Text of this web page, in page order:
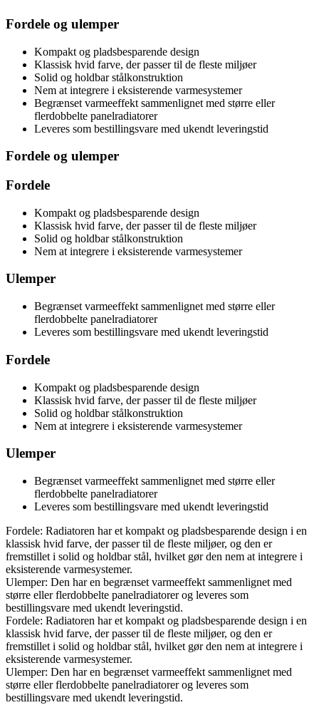
Fordele og ulemper
Kompakt og pladsbesparende design
Klassisk hvid farve, der passer til de fleste miljøer
Solid og holdbar stålkonstruktion
Nem at integrere i eksisterende varmesystemer
Begrænset varmeeffekt sammenlignet med større eller
flerdobbelte panelradiatorer
Leveres som bestillingsvare med ukendt leveringstid
Fordele og ulemper
Fordele
Kompakt og pladsbesparende design
Klassisk hvid farve, der passer til de fleste miljøer
Solid og holdbar stålkonstruktion
Nem at integrere i eksisterende varmesystemer
Ulemper
Begrænset varmeeffekt sammenlignet med større eller
flerdobbelte panelradiatorer
Leveres som bestillingsvare med ukendt leveringstid
Fordele
Kompakt og pladsbesparende design
Klassisk hvid farve, der passer til de fleste miljøer
Solid og holdbar stålkonstruktion
Nem at integrere i eksisterende varmesystemer
Ulemper
Begrænset varmeeffekt sammenlignet med større eller
flerdobbelte panelradiatorer
Leveres som bestillingsvare med ukendt leveringstid
Fordele: Radiatoren har et kompakt og pladsbesparende design i en
klassisk hvid farve, der passer til de fleste miljøer, og den er
fremstillet i solid og holdbar stål, hvilket gør den nem at integrere i
eksisterende varmesystemer.
Ulemper: Den har en begrænset varmeeffekt sammenlignet med
større eller flerdobbelte panelradiatorer og leveres som
bestillingsvare med ukendt leveringstid.
Fordele: Radiatoren har et kompakt og pladsbesparende design i en
klassisk hvid farve, der passer til de fleste miljøer, og den er
fremstillet i solid og holdbar stål, hvilket gør den nem at integrere i
eksisterende varmesystemer.
Ulemper: Den har en begrænset varmeeffekt sammenlignet med
større eller flerdobbelte panelradiatorer og leveres som
bestillingsvare med ukendt leveringstid.